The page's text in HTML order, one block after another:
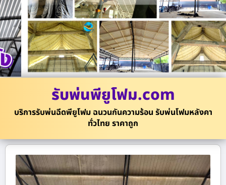
รับพ่นพียูโฟม.com
บริการรับพ่นฉีดพียูโฟม ฉนวนกันความร้อน รับพ่นโฟมหลังคา
ทั่วไทย ราคาถูก